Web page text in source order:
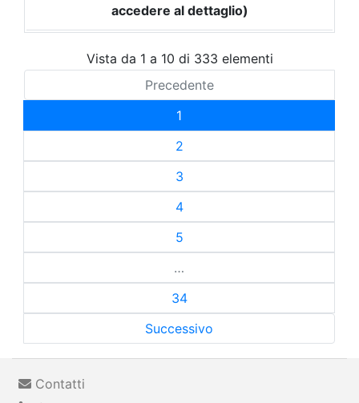
accedere al dettaglio)
Vista da 1 a 10 di 333 elementi
Precedente
1
2
3
4
5
…
34
Successivo
Contatti